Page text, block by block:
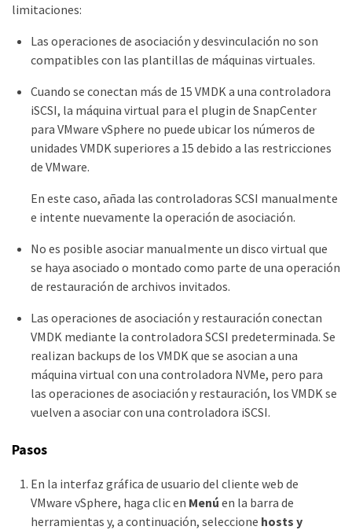
limitaciones:
Las operaciones de asociación y desvinculación no son
compatibles con las plantillas de máquinas virtuales.
Cuando se conectan más de 15 VMDK a una controladora
iSCSI, la máquina virtual para el plugin de SnapCenter
para VMware vSphere no puede ubicar los números de
unidades VMDK superiores a 15 debido a las restricciones
de VMware.
En este caso, añada las controladoras SCSI manualmente
e intente nuevamente la operación de asociación.
No es posible asociar manualmente un disco virtual que
se haya asociado o montado como parte de una operación
de restauración de archivos invitados.
Las operaciones de asociación y restauración conectan
VMDK mediante la controladora SCSI predeterminada. Se
realizan backups de los VMDK que se asocian a una
máquina virtual con una controladora NVMe, pero para
las operaciones de asociación y restauración, los VMDK se
vuelven a asociar con una controladora iSCSI.
Pasos
En la interfaz gráfica de usuario del cliente web de
VMware vSphere, haga clic en Menú en la barra de
herramientas y, a continuación, seleccione hosts y